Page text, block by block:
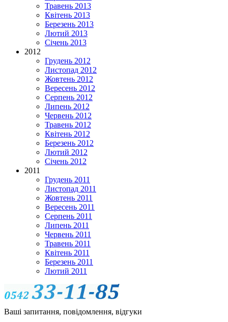
Травень 2013
Квітень 2013
Березень 2013
Лютий 2013
Січень 2013
2012
Грудень 2012
Листопад 2012
Жовтень 2012
Вересень 2012
Серпень 2012
Липень 2012
Червень 2012
Травень 2012
Квітень 2012
Березень 2012
Лютий 2012
Січень 2012
2011
Грудень 2011
Листопад 2011
Жовтень 2011
Вересень 2011
Серпень 2011
Липень 2011
Червень 2011
Травень 2011
Квітень 2011
Березень 2011
Лютий 2011
Ваші запитання, повідомлення, відгуки